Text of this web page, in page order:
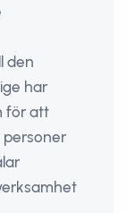
den
har
för att
personer